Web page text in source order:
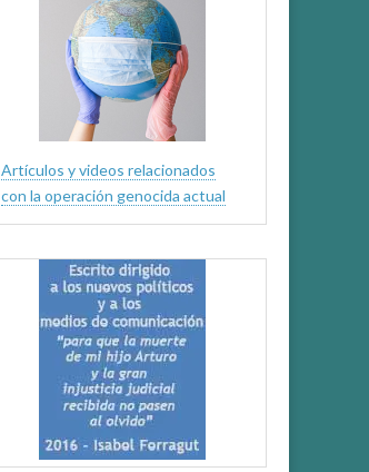
Artículos y videos relacionados
con la operación genocida actual